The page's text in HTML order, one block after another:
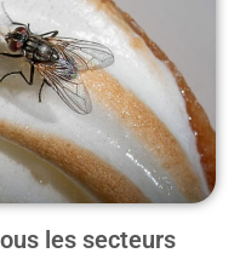
les secteurs